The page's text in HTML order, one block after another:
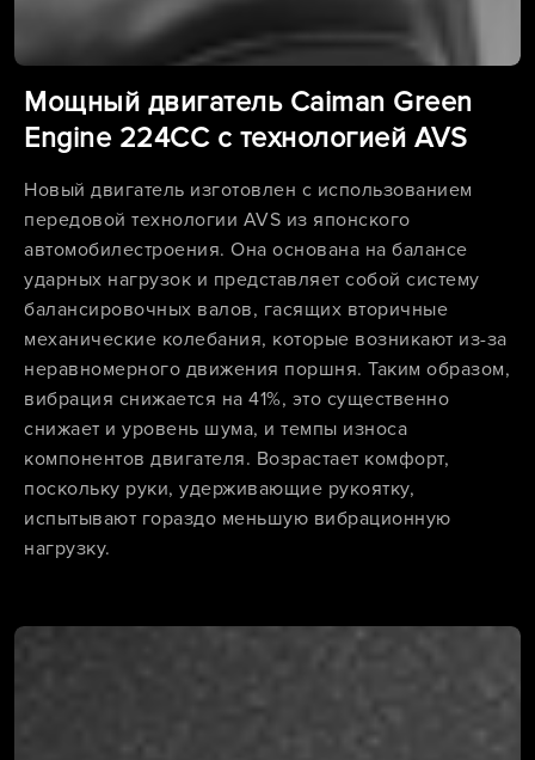
Мощный двигатель Caiman Green
Engine 224CC с технологией AVS
Новый двигатель изготовлен с использованием
передовой технологии AVS из японского
автомобилестроения. Она основана на балансе
ударных нагрузок и представляет собой систему
балансировочных валов, гасящих вторичные
механические колебания, которые возникают из-за
неравномерного движения поршня. Таким образом,
вибрация снижается на 41%, это существенно
снижает и уровень шума, и темпы износа
компонентов двигателя. Возрастает комфорт,
поскольку руки, удерживающие рукоятку,
испытывают гораздо меньшую вибрационную
нагрузку.